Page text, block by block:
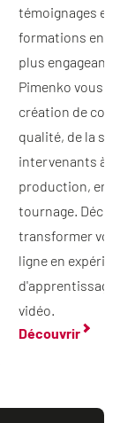
témoignages
formations en
plus
Pimenko vous
création de
qualité, de la
intervenants à
production, en
tournage.
transformer
ligne en
d'apprentissage
vidéo.
Découvrir